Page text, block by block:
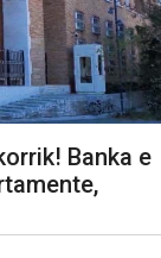
Banka e